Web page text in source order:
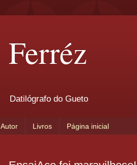
Ferréz
Datilógrafo do Gueto
Autor Livros Página inicial